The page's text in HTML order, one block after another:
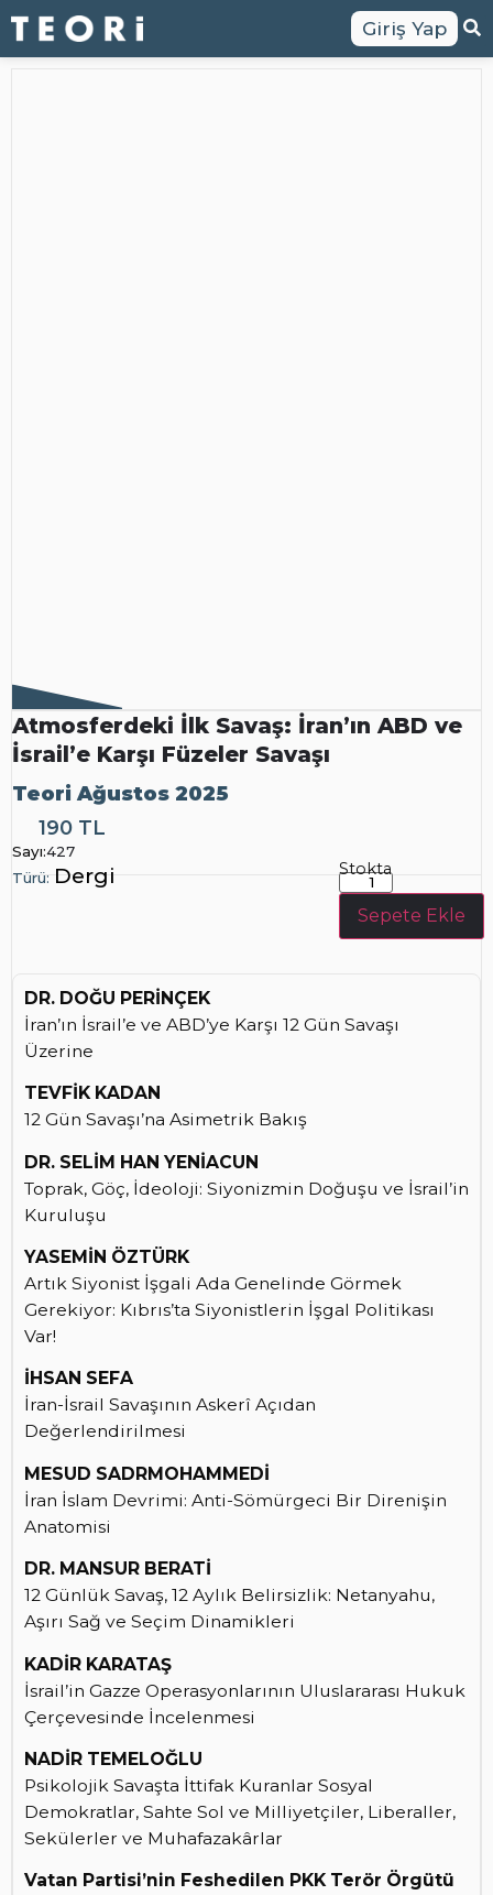
Giriş Yap
Dergi
Atmosferdeki İlk Savaş: İran’ın ABD ve
İsrail’e Karşı Füzeler Savaşı
Teori Ağustos 2025
190 TL
Sayı:427
Türü: Dergi Stokta
Sepete Ekle
DR. DOĞU PERİNÇEK
İran’ın İsrail’e ve ABD’ye Karşı 12 Gün Savaşı
Üzerine
TEVFİK KADAN
12 Gün Savaşı’na Asimetrik Bakış
DR. SELİM HAN YENİACUN
Toprak, Göç, İdeoloji: Siyonizmin Doğuşu ve İsrail’in
Kuruluşu
YASEMİN ÖZTÜRK
Artık Siyonist İşgali Ada Genelinde Görmek
Gerekiyor: Kıbrıs’ta Siyonistlerin İşgal Politikası
Var!
İHSAN SEFA
İran-İsrail Savaşının Askerî Açıdan
Değerlendirilmesi
MESUD SADRMOHAMMEDİ
İran İslam Devrimi: Anti-Sömürgeci Bir Direnişin
Anatomisi
DR. MANSUR BERATİ
12 Günlük Savaş, 12 Aylık Belirsizlik: Netanyahu,
Aşırı Sağ ve Seçim Dinamikleri
KADİR KARATAŞ
İsrail’in Gazze Operasyonlarının Uluslararası Hukuk
Çerçevesinde İncelenmesi
NADİR TEMELOĞLU
Psikolojik Savaşta İttifak Kuranlar Sosyal
Demokratlar, Sahte Sol ve Milliyetçiler, Liberaller,
Sekülerler ve Muhafazakârlar
Vatan Partisi’nin Feshedilen PKK Terör Örgütü